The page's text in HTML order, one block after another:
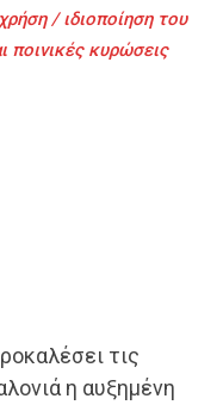
/ ιδιοποίηση του
ποινικές κυρώσεις
τις
η αυξημένη